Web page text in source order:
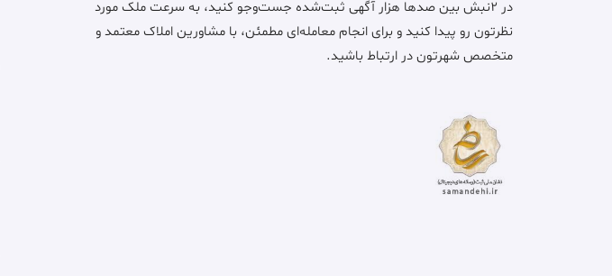
در ۲نبش بین صدها هزار آگهی ثبت‌شده جست‌وجو کنید، به سرعت ملک مورد
نظرتون رو پیدا کنید و برای انجام معامله‌ای مطمئن، با مشاورین املاک معتمد و
متخصص شهرتون در ارتباط باشید.